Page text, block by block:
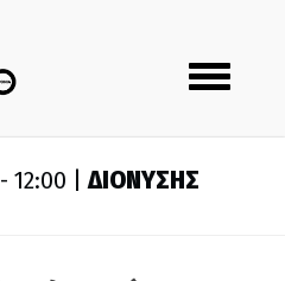
Toggle
navigation
12:00 |ΔΙΟΝΥΣΗΣ